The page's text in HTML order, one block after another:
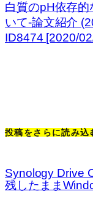
白質のpH依存
いて-論文紹介
ID8474 [2020/
投稿をさらに読み込
Synology Drive
残したまま